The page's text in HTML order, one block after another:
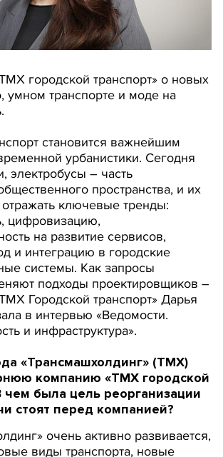
городской транспорт» о новых
умном транспорте и моде на
становится важнейшим
урбанистики. Сегодня
электробусы – часть
пространства, и их
ключевые тренды:
цифровизацию,
на развитие сервисов,
и интеграцию в городские
системы. Как запросы
подходы проектировщиков –
Городской транспорт» Дарья
в интервью «Ведомости.
и инфраструктура».
«Трансмашхолдинг» (ТМХ)
компанию «ТМХ городской
чем была цель реорганизации
стоят перед компанией?
очень активно развивается,
виды транспорта, новые